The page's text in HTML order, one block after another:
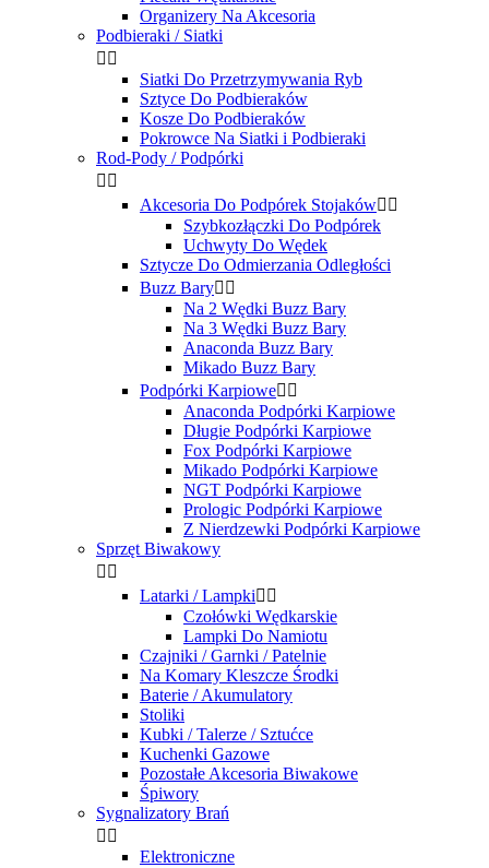
Organizery Na Akcesoria
Podbieraki / Siatki
 
Siatki Do Przetrzymywania Ryb
Sztyce Do Podbieraków
Kosze Do Podbieraków
Pokrowce Na Siatki i Podbieraki
Rod-Pody / Podpórki
 
Akcesoria Do Podpórek Stojaków 
Szybkozłączki Do Podpórek
Uchwyty Do Wędek
Sztycze Do Odmierzania Odległości
Buzz Bary 
Na 2 Wędki Buzz Bary
Na 3 Wędki Buzz Bary
Anaconda Buzz Bary
Mikado Buzz Bary
Podpórki Karpiowe 
Anaconda Podpórki Karpiowe
Długie Podpórki Karpiowe
Fox Podpórki Karpiowe
Mikado Podpórki Karpiowe
NGT Podpórki Karpiowe
Prologic Podpórki Karpiowe
Z Nierdzewki Podpórki Karpiowe
Sprzęt Biwakowy
 
Latarki / Lampki 
Czołówki Wędkarskie
Lampki Do Namiotu
Czajniki / Garnki / Patelnie
Na Komary Kleszcze Środki
Baterie / Akumulatory
Stoliki
Kubki / Talerze / Sztućce
Kuchenki Gazowe
Pozostałe Akcesoria Biwakowe
Śpiwory
Sygnalizatory Brań
 
Elektroniczne